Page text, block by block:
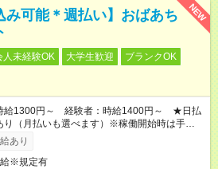
NEW
み可能＊週払い】おばあち
人未経験OK 大学生歓迎
ブランクOK
給1300円～ 経験者：時給1400円～ ★日払
り（月払いも選べます）※稼働開始時は手続き
いとなります。
あり
※規定有